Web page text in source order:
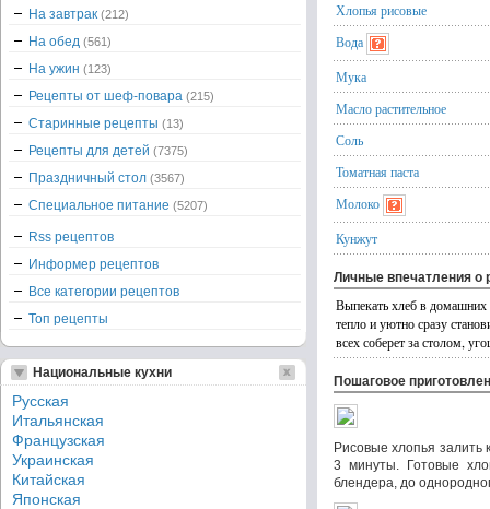
Хлопья рисовые
Вода
Мука
Масло растительное
Соль
Томатная паста
Молоко
Кунжут
Личные впечатления о
Выпекать хлеб в домашних
тепло и уютно сразу
всех соберет за столом,
Пошаговое
Рисовые хлопья залить
3 минуты. Готовые
блендера, до
На завтрак (212)
На обед (561)
На ужин (123)
Рецепты от шеф-повара (215)
Старинные рецепты (13)
Рецепты для детей (7375)
Праздничный стол (3567)
Специальное питание (5207)
Rss рецептов
Информер рецептов
Все категории рецептов
Топ рецепты
Национальные кухни
Русская
Итальянская
Французская
Украинская
Китайская
Японская